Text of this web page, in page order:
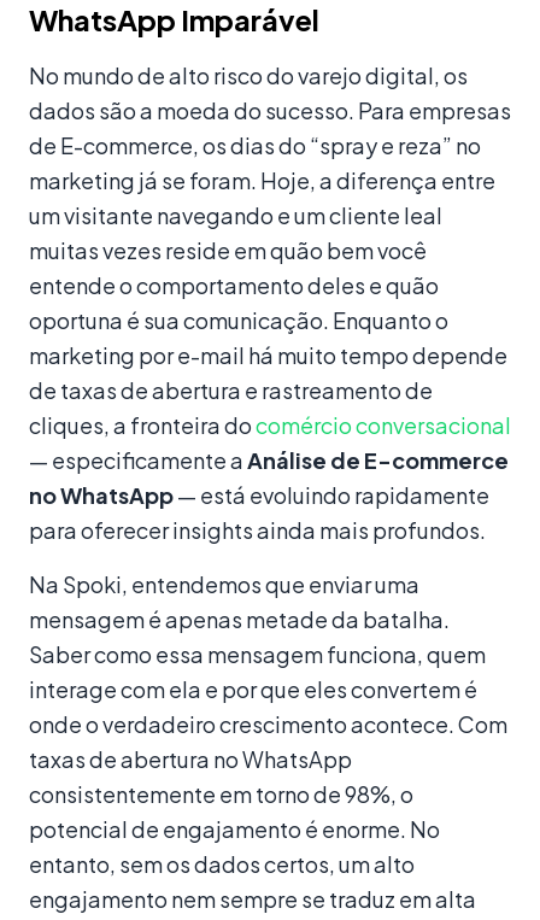
WhatsApp Imparável
No mundo de alto risco do varejo digital, os
dados são a moeda do sucesso. Para empresas
de E-commerce, os dias do “spray e reza” no
marketing já se foram. Hoje, a diferença entre
um visitante navegando e um cliente leal
muitas vezes reside em quão bem você
entende o comportamento deles e quão
oportuna é sua comunicação. Enquanto o
marketing por e-mail há muito tempo depende
de taxas de abertura e rastreamento de
cliques, a fronteira docomércio conversacional
— especificamente aAnálise de E-commerce
no WhatsApp— está evoluindo rapidamente
para oferecer insights ainda mais profundos.
Na Spoki, entendemos que enviar uma
mensagem é apenas metade da batalha.
Saber como essa mensagem funciona, quem
interage com ela e por que eles convertem é
onde o verdadeiro crescimento acontece. Com
taxas de abertura no WhatsApp
consistentemente em torno de 98%, o
potencial de engajamento é enorme. No
entanto, sem os dados certos, um alto
engajamento nem sempre se traduz em alta